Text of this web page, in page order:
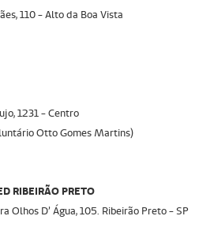
110 - Alto da Boa Vista
1231 - Centro
Otto Gomes Martins)
RIBEIRÃO PRETO
Olhos D’ Água, 105. Ribeirão Preto - SP